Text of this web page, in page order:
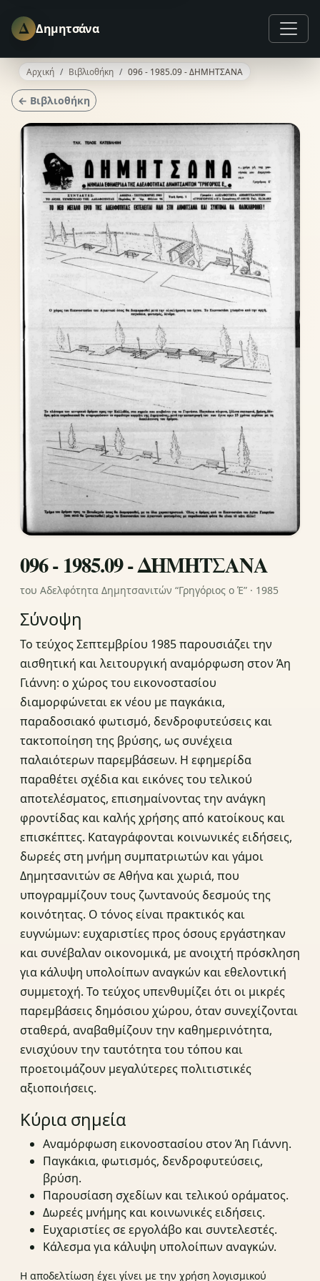
Δ Δημητσάνα
Αρχική Βιβλιοθήκη 096 - 1985.09 - ΔΗΜΗΤΣΑΝΑ
← Βιβλιοθήκη
096 - 1985.09 - ΔΗΜΗΤΣΑΝΑ
του Αδελφότητα Δημητσανιτών “Γρηγόριος ο Έ” · 1985
Σύνοψη
Το τεύχος Σεπτεμβρίου 1985 παρουσιάζει την
αισθητική και λειτουργική αναμόρφωση στον Άη
Γιάννη: ο χώρος του εικονοστασίου
διαμορφώνεται εκ νέου με παγκάκια,
παραδοσιακό φωτισμό, δενδροφυτεύσεις και
τακτοποίηση της βρύσης, ως συνέχεια
παλαιότερων παρεμβάσεων. Η εφημερίδα
παραθέτει σχέδια και εικόνες του τελικού
αποτελέσματος, επισημαίνοντας την ανάγκη
φροντίδας και καλής χρήσης από κατοίκους και
επισκέπτες. Καταγράφονται κοινωνικές ειδήσεις,
δωρεές στη μνήμη συμπατριωτών και γάμοι
Δημητσανιτών σε Αθήνα και χωριά, που
υπογραμμίζουν τους ζωντανούς δεσμούς της
κοινότητας. Ο τόνος είναι πρακτικός και
ευγνώμων: ευχαριστίες προς όσους εργάστηκαν
και συνέβαλαν οικονομικά, με ανοιχτή πρόσκληση
για κάλυψη υπολοίπων αναγκών και εθελοντική
συμμετοχή. Το τεύχος υπενθυμίζει ότι οι μικρές
παρεμβάσεις δημόσιου χώρου, όταν συνεχίζονται
σταθερά, αναβαθμίζουν την καθημερινότητα,
ενισχύουν την ταυτότητα του τόπου και
προετοιμάζουν μεγαλύτερες πολιτιστικές
αξιοποιήσεις.
Κύρια σημεία
Αναμόρφωση εικονοστασίου στον Άη Γιάννη.
Παγκάκια, φωτισμός, δενδροφυτεύσεις,
βρύση.
Παρουσίαση σχεδίων και τελικού οράματος.
Δωρεές μνήμης και κοινωνικές ειδήσεις.
Ευχαριστίες σε εργολάβο και συντελεστές.
Κάλεσμα για κάλυψη υπολοίπων αναγκών.
Η αποδελτίωση έχει γίνει με την χρήση λογισμικού